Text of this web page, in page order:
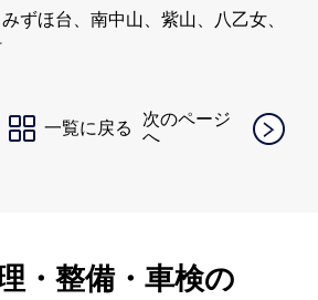
ずほ台、南中山、紫山、八乙女、
一覧に戻る
次のページ
へ
・整備・車検の